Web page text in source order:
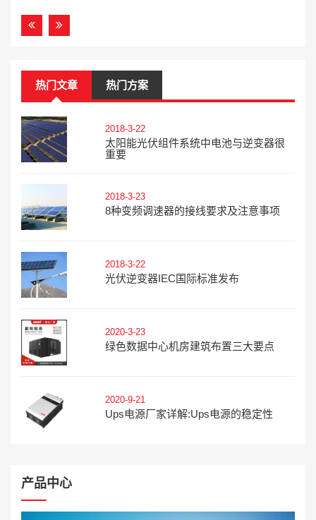
热门文章 热门方案
2018-3-22
太阳能光伏组件系统中电池与逆变器很
重要
2018-3-23
8种变频调速器的接线要求及注意事项
2018-3-22
光伏逆变器IEC国际标准发布
2020-3-23
绿色数据中心机房建筑布置三大要点
2020-9-21
Ups电源厂家详解:ups电源的稳定性
产品中心